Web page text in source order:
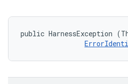
public HarnessException